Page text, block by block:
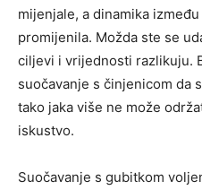
mijenjale, a dinamika
promijenila. Možda ste se
ciljevi i vrijednosti razlikuju.
suočavanje s činjenicom da
tako jaka više ne može
iskustvo.
Suočavanje s gubitkom